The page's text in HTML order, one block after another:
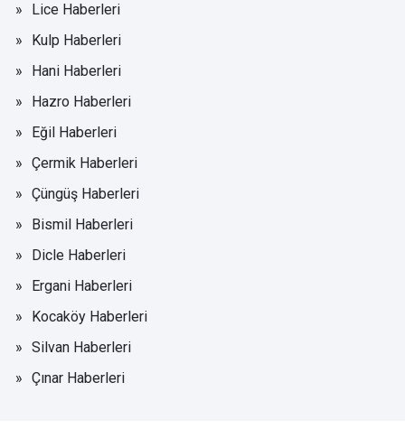
Lice Haberleri
Kulp Haberleri
Hani Haberleri
Hazro Haberleri
Eğil Haberleri
Çermik Haberleri
Çüngüş Haberleri
Bismil Haberleri
Dicle Haberleri
Ergani Haberleri
Kocaköy Haberleri
Silvan Haberleri
Çınar Haberleri